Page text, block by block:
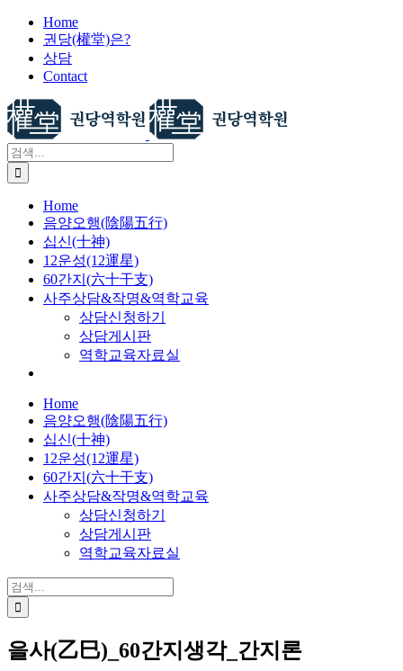
건
너
뛰
기
Home
권당(權堂)은?
상담
Contact
검
색:
Home
음양오행(陰陽五行)
십신(十神)
12운성(12運星)
60간지(六十干支)
사주상담&작명&역학교육
상담신청하기
상담게시판
역학교육자료실
Home
음양오행(陰陽五行)
십신(十神)
12운성(12運星)
60간지(六十干支)
사주상담&작명&역학교육
상담신청하기
상담게시판
역학교육자료실
검
색:
을사(乙巳)_60간지생각_간지론